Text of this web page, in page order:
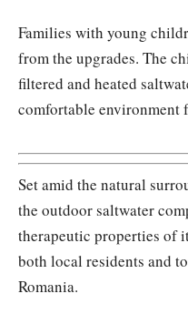
Families with young
from the upgrades. The
filtered and heated
comfortable environment
Set amid the natural
the outdoor saltwater
therapeutic properties of
both local residents and
Romania.